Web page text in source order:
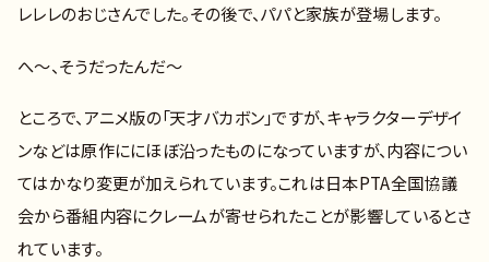
レレレのおじさんでした。その後で、パパと家族が登場します。
へ～、そうだったんだ～
ところで、アニメ版の「天才バカボン」ですが、キャラクターデザイ
ンなどは原作ににほぼ沿ったものになっていますが、内容につい
てはかなり変更が加えられています。これは日本PTA全国協議
会から番組内容にクレームが寄せられたことが影響しているとさ
れています。